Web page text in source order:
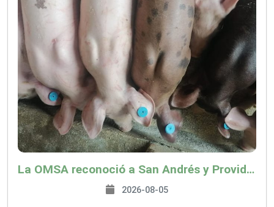
La OMSA reconoció a San Andrés y Providencia como zona libre de Peste Porcina Clásica (PPC)
2026-08-05